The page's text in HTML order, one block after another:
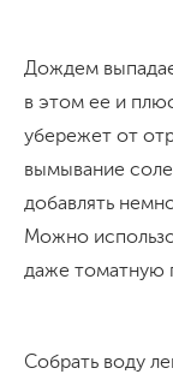
Дождем
в этом ее и
убережет от
вымывание
добавлять
Можно
даже томатную
Собрать воду